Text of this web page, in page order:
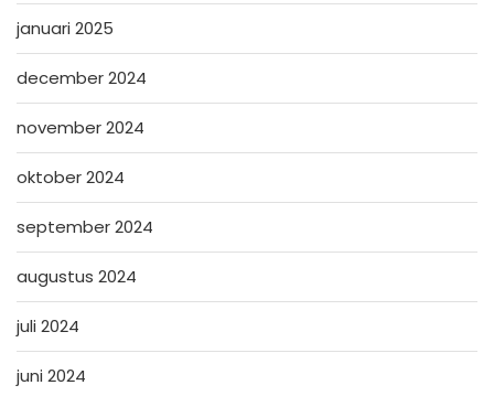
januari 2025
december 2024
november 2024
oktober 2024
september 2024
augustus 2024
juli 2024
juni 2024